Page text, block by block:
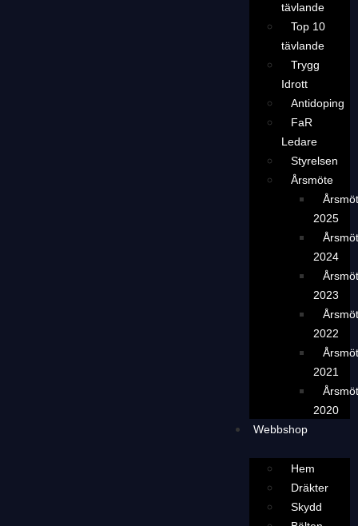
tävlande
Top 10
tävlande
Trygg
Idrott
Antidoping
FaR
Ledare
Styrelsen
Årsmöte
2025
2024
2023
2022
2021
2020
Webbshop
Hem
Dräkter
Skydd